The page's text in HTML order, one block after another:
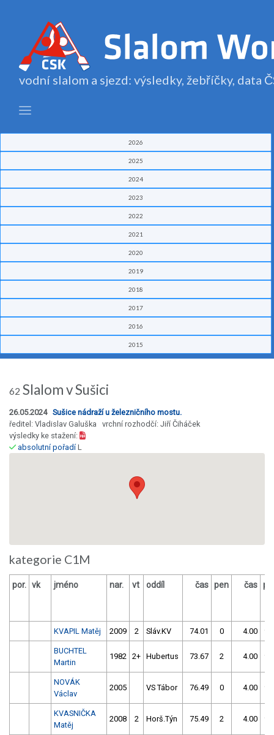
vodní slalom a sjezd: výsledky, žebříčky, data
2026
2025
2024
2023
2022
2021
2020
2019
2018
2017
2016
2015
62 Slalom v Sušici
26.05.2024 Sušice nádraží u železničního mostu.
ředitel: Vladislav Galuška vrchní rozhodčí: Jiří Čiháček
výsledky ke stažení:
absolutní pořadíL
kategorie C1M
por. vk jméno nar. vt oddíl čas pen čas
KVAPIL Matěj 2009 2 Sláv.KV 74.01 0 4.00
BUCHTEL
Martin
1982 2+ Hubertus 73.67 2 4.00
NOVÁK
Václav
2005 VS Tábor 76.49 0 4.00
KVASNIČKA
Matěj
2008 2 Horš.Týn 75.49 2 4.00